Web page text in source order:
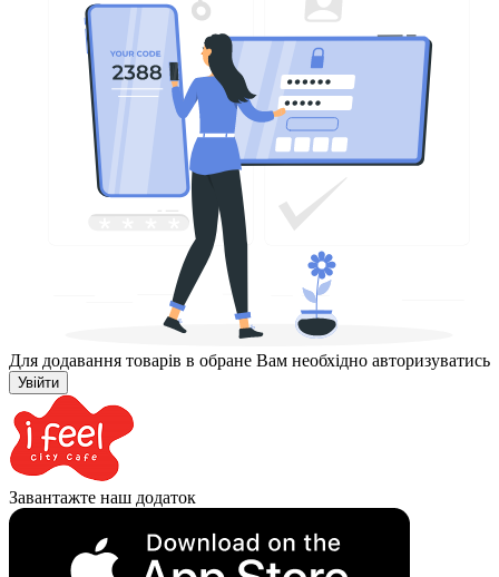
Для додавання товарів в обране Вам необхідно авторизуватись
Увійти
Завантажте наш додаток